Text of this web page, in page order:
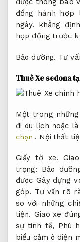
được thông báo
đồng hành hợp
ngày. khẳng
hợp đồng trước
Bảo dưỡng. Tư
Thuê Xe sedona
Một trong
đi du lịch hoặc là
chọn . Nội thất
Giấy tờ xe.
trọng: Bảo
được Gây dựng
góp. Tư vấn rõ
so với những
tiện. Giao xe
sự tinh tế, Phù
biểu cảm ở diện